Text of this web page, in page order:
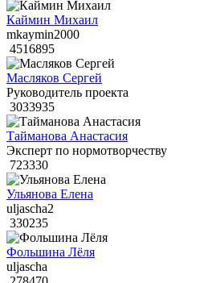
Каймин Михаил
mkaymin2000
4516895
Масляков Сергей
Руководитель проекта
3033935
Тайманова Анастасия
Эксперт по нормотворчеству
723330
Ульянова Елена
uljascha2
330235
Фольшина Лёля
uljascha